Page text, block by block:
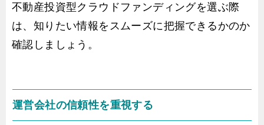
不動産投資型クラウドファンディングを選ぶ際
は、知りたい情報をスムーズに把握できるかのか
確認しましょう。
運営会社の信頼性を重視する